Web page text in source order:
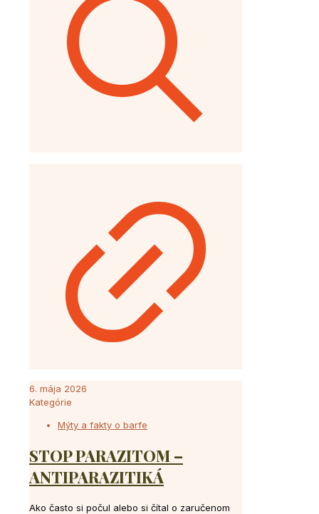
6. mája 2026
Kategórie
Mýty a fakty o barfe
STOP PARAZITOM –
ANTIPARAZITIKÁ
Ako často si počul alebo si čítal o zaručenom